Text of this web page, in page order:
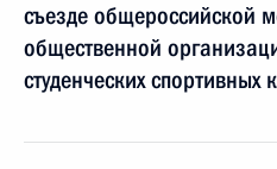
съезде общероссийской
общественной
студенческих спортивных